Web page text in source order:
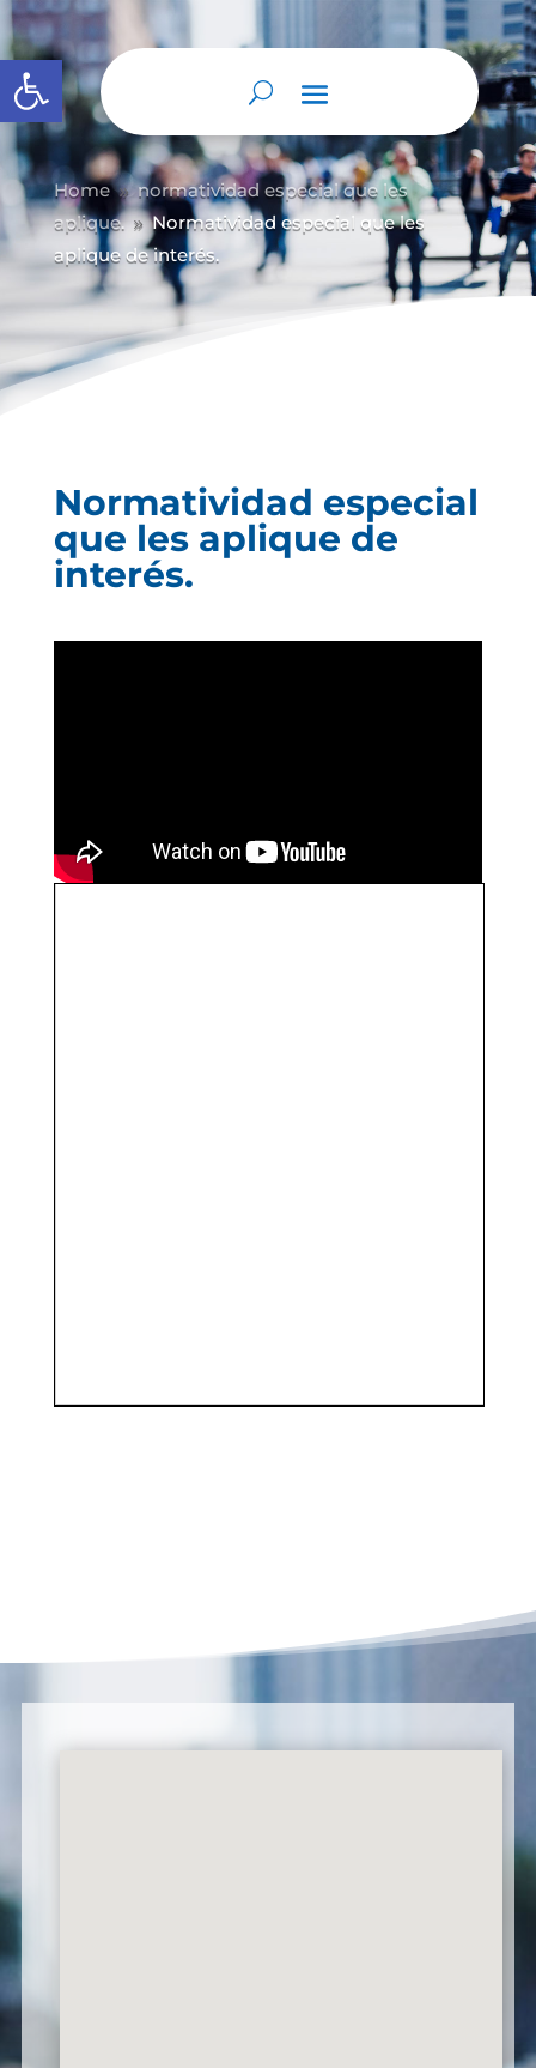
Abrir barra de herramientas
Home 9 normatividad especial que les
aplique. 9 Normatividad especial que les
aplique de interés.
Normatividad especial
que les aplique de
interés.